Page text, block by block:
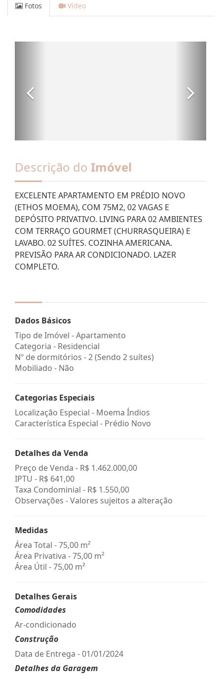
Fotos Vídeo
Descrição do Imóvel
EXCELENTE APARTAMENTO EM PRÉDIO NOVO
(ETHOS MOEMA), COM 75M2, 02 VAGAS E
DEPÓSITO PRIVATIVO. LIVING PARA 02 AMBIENTES
COM TERRAÇO GOURMET (CHURRASQUEIRA) E
LAVABO. 02 SUÍTES. COZINHA AMERICANA.
PREVISÃO PARA AR CONDICIONADO. LAZER
COMPLETO.
Dados Básicos
Tipo de Imóvel - Apartamento
Categoria - Residencial
Nº de dormitórios - 2 (Sendo 2 suítes)
Mobiliado - Não
Categorias Especiais
Localização Especial - Moema Índios
Característica Especial - Prédio Novo
Detalhes da Venda
Preço de Venda - R$ 1.462.000,00
IPTU - R$ 641,00
Taxa Condominial - R$ 1.550,00
Observações - Valores sujeitos a alteração
Medidas
Área Total - 75,00 m²
Área Privativa - 75,00 m²
Área Útil - 75,00 m²
Detalhes Gerais
Comodidades
Ar-condicionado
Construção
Data de Entrega - 01/01/2024
Detalhes da Garagem